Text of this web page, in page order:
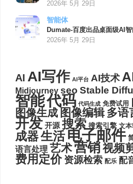
2026年 5月 29日
智能体
Dumate-百度出品桌面级AI
2026年 5月 29日
AI AI写作 AI平台 AI技术
Midjourney seo Stable
智能代码 代码生成 免费试用
图像生成 图像编辑 多语
开发 开源 搜索 搜索引擎 文
成器生活电子邮件
语言处理 艺术营销视频
费用定价 资源检索 配乐 配